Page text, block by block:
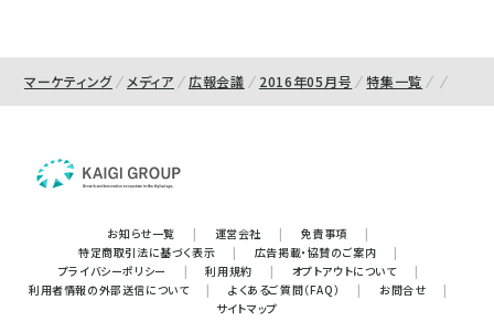
マーケティング メディア 広報会議 2016年05月号 特集一覧
お知らせ一覧 | 運営会社 | 免責事項
|
特定商取引法に基づく表示
| 広告掲載・協賛のご案内
|
プライバシーポリシー
| 利用規約 | オプトアウトについて
|
利用者情報の外部送信について
| よくあるご質問（FAQ） | お問合せ
|
サイトマップ